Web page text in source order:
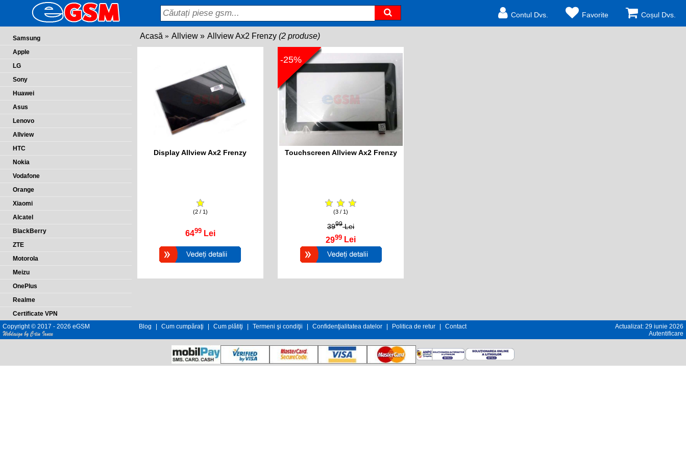
Contul Dvs. Favorite Coșul Dvs.
Samsung
Apple
LG
Sony
Huawei
Asus
Lenovo
Allview
HTC
Nokia
Vodafone
Orange
Xiaomi
Alcatel
BlackBerry
ZTE
Motorola
Meizu
OnePlus
Realme
Certificate VPN
Acasă Allview Allview Ax2 Frenzy (2 produse)
Display Allview Ax2 Frenzy
(2 / 1)
6499 Lei
-25%
Touchscreen Allview Ax2 Frenzy
(3 / 1)
3999Lei
2999 Lei
Copyright © 2017 - 2026 eGSM Blog Cum cumpăraţi Cum plătiţi Termeni şi condiţii Confidenţialitatea datelor Politica de retur Contact
Actualizat: 29 iunie 2026
Autentificare